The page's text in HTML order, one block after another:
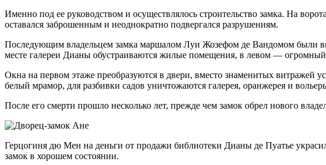
Именно под ее руководством и осуществлялось строительство замка. На
оставался заброшенным и неоднократно подвергался разрушениям.
Последующим владельцем замка маршалом Луи Жозефом де Вандомом были
месте галереи Дианы обустраиваются жилые помещения, в левом —
Окна на первом этаже преобразуются в двери, вместо знаменитых витражей
белый мрамор, для разбивки садов уничтожаются галерея, оранжерея и
После его смерти прошло несколько лет, прежде чем замок обрел нового
Герцогиня дю Мен на деньги от продажи библиотеки Дианы де Пуатье
замок в хорошем состоянии.